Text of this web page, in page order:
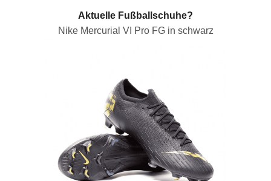
Aktuelle Fußballschuhe?
Nike Mercurial VI Pro FG in schwarz